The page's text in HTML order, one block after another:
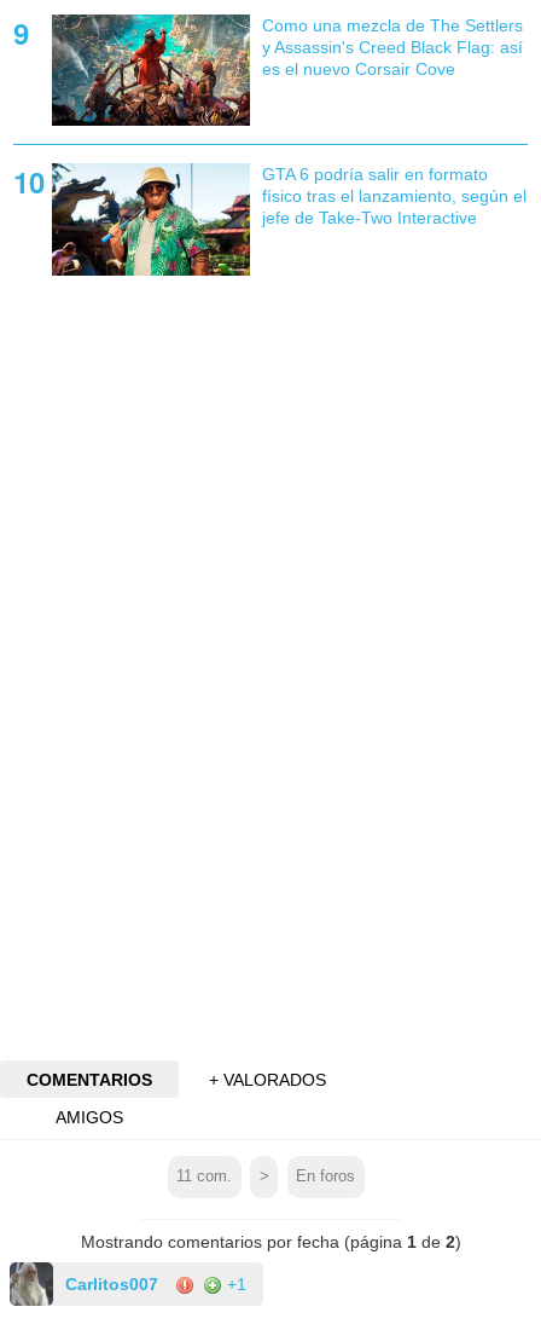
Como una mezcla de The Settlers
y Assassin's Creed Black Flag: así
es el nuevo Corsair Cove
GTA 6 podría salir en formato
físico tras el lanzamiento, según el
jefe de Take-Two Interactive
COMENTARIOS
+ VALORADOS
AMIGOS
11 com. > En foros
Mostrando comentarios por fecha (página 1de 2)
Carlitos007 +1